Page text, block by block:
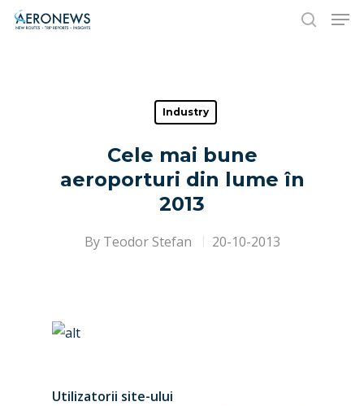
Hit enter to search or ESC to close
Industry
Cele mai bune
aeroporturi din lume în
2013
By Teodor Stefan 20-10-2013
Utilizatorii site-ului